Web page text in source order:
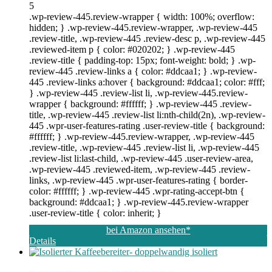
5
.wp-review-445.review-wrapper { width: 100%; overflow:
hidden; } .wp-review-445.review-wrapper, .wp-review-445
.review-title, .wp-review-445 .review-desc p, .wp-review-445
.reviewed-item p { color: #020202; } .wp-review-445
.review-title { padding-top: 15px; font-weight: bold; } .wp-
review-445 .review-links a { color: #ddcaa1; } .wp-review-
445 .review-links a:hover { background: #ddcaa1; color: #fff;
} .wp-review-445 .review-list li, .wp-review-445.review-
wrapper { background: #ffffff; } .wp-review-445 .review-
title, .wp-review-445 .review-list li:nth-child(2n), .wp-review-
445 .wpr-user-features-rating .user-review-title { background:
#ffffff; } .wp-review-445.review-wrapper, .wp-review-445
.review-title, .wp-review-445 .review-list li, .wp-review-445
.review-list li:last-child, .wp-review-445 .user-review-area,
.wp-review-445 .reviewed-item, .wp-review-445 .review-
links, .wp-review-445 .wpr-user-features-rating { border-
color: #ffffff; } .wp-review-445 .wpr-rating-accept-btn {
background: #ddcaa1; } .wp-review-445.review-wrapper
.user-review-title { color: inherit; }
bei Amazon ansehen*
Details